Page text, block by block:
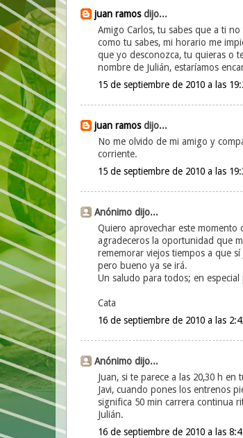
juan ramosdijo...
Amigo Carlos, tu sabes que a ti
como tu sabes, mi horario me
que yo desconozca, tu quieras o
nombre de Julián, estaríamos
15 de septiembre de 2010 a las
juan ramosdijo...
No me olvido de mi amigo y
corriente.
15 de septiembre de 2010 a las
Anónimo dijo...
Quiero aprovechar este momento
agradeceros la oportunidad que
rememorar viejos tiempos a que
pero bueno ya se irá.
Un saludo para todos; en especial
Cata
16 de septiembre de 2010 a las
Anónimo dijo...
Juan, si te parece a las 20,30 h
Javi, cuando pones los entrenos
significa 50 min carrera continua
Julián.
16 de septiembre de 2010 a las